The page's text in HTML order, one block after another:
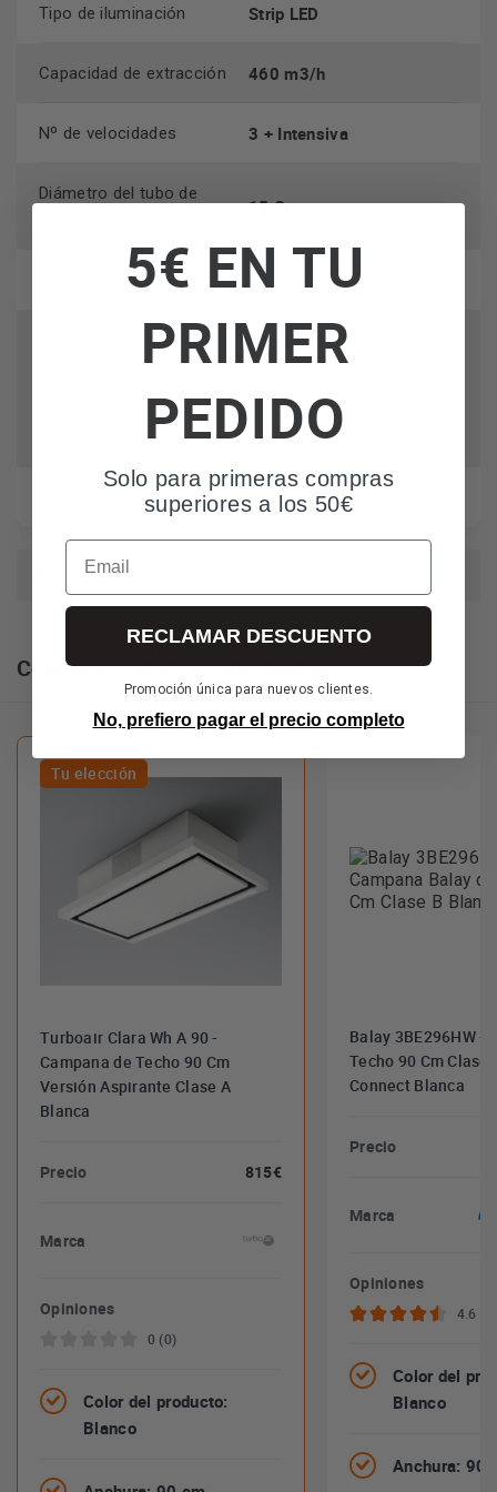
Tipo de iluminación Strip LED
Capacidad de extracción 460 m3/h
Nº de velocidades 3 + Intensiva
Diámetro del tubo de
15 Cm
Filtro de grasa Incluido
Filtro de larga duración:
CFC0140426
Control remoto blanco:
KIT0160952
Blanco
Datos de interés
Compara con otras alternativas
Turboair Clara Wh A 90 -
Campana de Techo 90 Cm
Versión Aspirante Clase A
Blanca
Precio 815€
Marca
Opiniones
0 (0)
Color del producto:
Blanco
Tu elección
Balay 3BE296HW -
Techo 90 Cm Clase
Connect Blanca
Precio
Marca
Opiniones
4.6
Color del
Blanco
Anchura: 90
5€ EN TU
PRIMER
PEDIDO
Solo para primeras compras
superiores a los 50€
Email
RECLAMAR DESCUENTO
Promoción única para nuevos clientes.
No, prefiero pagar el precio completo